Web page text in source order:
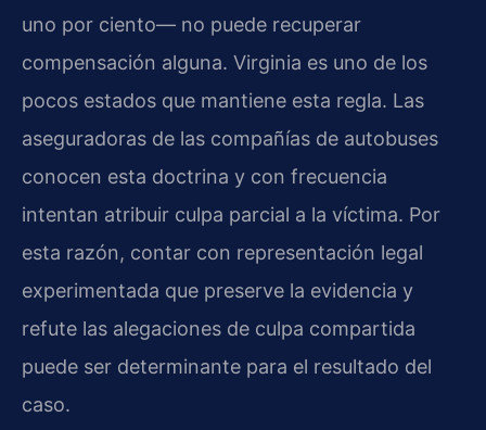
uno por ciento— no puede recuperar
compensación alguna. Virginia es uno de los
pocos estados que mantiene esta regla. Las
aseguradoras de las compañías de autobuses
conocen esta doctrina y con frecuencia
intentan atribuir culpa parcial a la víctima. Por
esta razón, contar con representación legal
experimentada que preserve la evidencia y
refute las alegaciones de culpa compartida
puede ser determinante para el resultado del
caso.